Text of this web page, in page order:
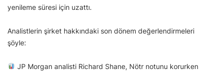
yenileme süresi için uzattı.
Analistlerin şirket hakkındaki son dönem değerlendirmeleri
şöyle:
JP Morgan analisti Richard Shane, Nötr notunu korurken